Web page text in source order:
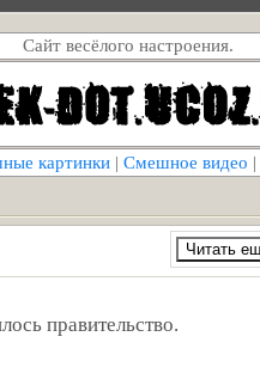
Сайт весёлого настроения.
картинки | Смешное видео |
правительство.